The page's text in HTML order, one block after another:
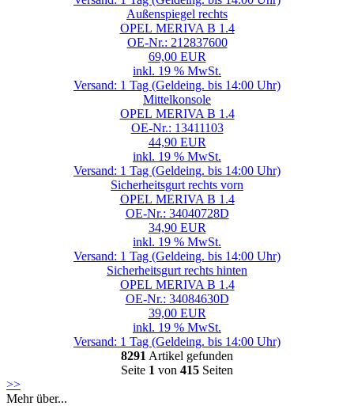
Außenspiegel rechts
OPEL MERIVA B 1.4
OE-Nr.: 212837600
69,00 EUR
inkl. 19 % MwSt.
Versand: 1 Tag (Geldeing. bis 14:00 Uhr)
Mittelkonsole
OPEL MERIVA B 1.4
OE-Nr.: 13411103
44,90 EUR
inkl. 19 % MwSt.
Versand: 1 Tag (Geldeing. bis 14:00 Uhr)
Sicherheitsgurt rechts vorn
OPEL MERIVA B 1.4
OE-Nr.: 34040728D
34,90 EUR
inkl. 19 % MwSt.
Versand: 1 Tag (Geldeing. bis 14:00 Uhr)
Sicherheitsgurt rechts hinten
OPEL MERIVA B 1.4
OE-Nr.: 34084630D
39,00 EUR
inkl. 19 % MwSt.
Versand: 1 Tag (Geldeing. bis 14:00 Uhr)
8291 Artikel gefunden
Seite 1 von 415 Seiten
>>
Mehr über...